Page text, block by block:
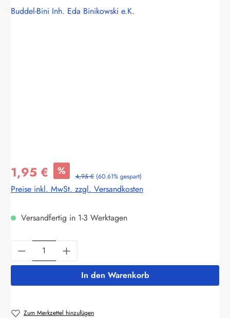
Buddel-Bini Inh. Eda Binikowski e.K.
1,95 € % 4,95 € (60.61% gespart)
Preise inkl. MwSt. zzgl. Versandkosten
Versandfertig in 1-3 Werktagen
Produkt Anzahl: Gib den gewünschten
In den Warenkorb
Zum Merkzettel hinzufügen